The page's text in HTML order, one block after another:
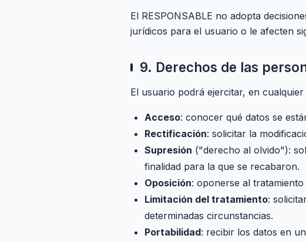
El RESPONSABLE no adopta
jurídicos para el usuario o le afecten
9. Derechos de las
El usuario podrá ejercitar, en
Acceso: conocer qué datos se
Rectificación: solicitar la
Supresión ("derecho al olvido"):
finalidad para la que se recabaron.
Oposición: oponerse al
Limitación del tratamiento:
determinadas circunstancias.
Portabilidad: recibir los datos en